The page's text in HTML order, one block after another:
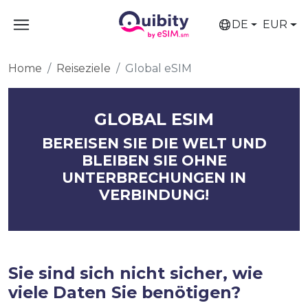
DE EUR
Home Reiseziele Global eSIM
GLOBAL ESIM
BEREISEN SIE DIE WELT UND
BLEIBEN SIE OHNE
UNTERBRECHUNGEN IN
VERBINDUNG!
Sie sind sich nicht sicher, wie
viele Daten Sie benötigen?